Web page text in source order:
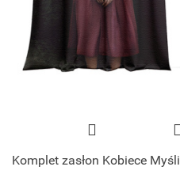
Komplet zasłon Kobiece Myśli